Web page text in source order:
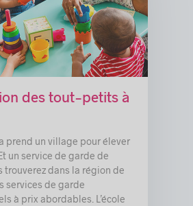
des tout-petits à
prend un village pour élever
un service de garde de
trouverez dans la région de
services de garde
à prix abordables. L’école